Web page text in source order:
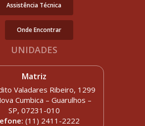
Assistência Técnica
Onde Encontrar
UNIDADES
Matriz
Valadares Ribeiro, 1299
Cumbica – Guarulhos –
SP, 07231-010
(11) 2411-2222